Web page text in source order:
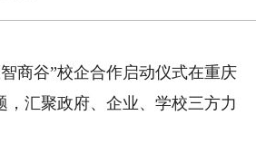
商谷”校企合作启动仪式在重庆
，汇聚政府、企业、学校三方力